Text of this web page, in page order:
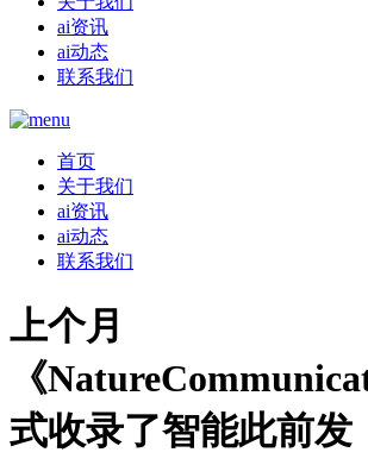
ai资讯
ai动态
联系我们
首页
关于我们
ai资讯
ai动态
联系我们
上个月
《
式收录了智能此前发